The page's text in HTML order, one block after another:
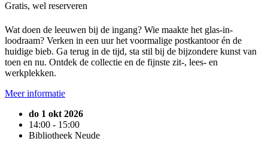
Gratis, wel reserveren
Wat doen de leeuwen bij de ingang? Wie maakte het glas-in-
loodraam? Verken in een uur het voormalige postkantoor én de
huidige bieb. Ga terug in de tijd, sta stil bij de bijzondere kunst van
toen en nu. Ontdek de collectie en de fijnste zit-, lees- en
werkplekken.
Meer informatie
do 1 okt 2026
14:00 - 15:00
Bibliotheek Neude